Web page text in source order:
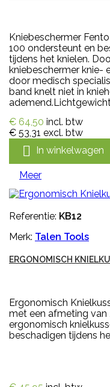
Kniebeschermer
100 ondersteunt en
tijdens het knielen.
kniebeschermer knie-
door medisch
band knelt niet in
€ 64,50 incl. btw
€ 53,31 excl. btw
 In winkelwagen
Meer
Referentie: KB12
Merk: Talen Tools
ERGONOMISCH
Ergonomisch
met een afmeting van
ergonomisch
beschadigen tijdens